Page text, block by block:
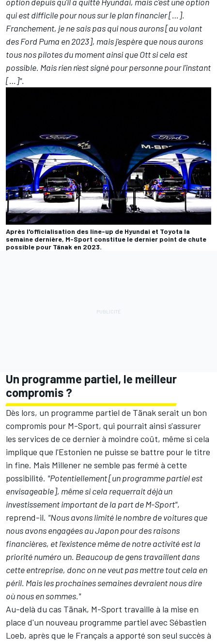
qui est difficile pour nous sur le plan financier […].
Franchement, je ne sais pas qui nous aurons [au volant
des Ford Puma en 2023], mais j'espère que nous aurons
tous nos pilotes du moment ainsi que Ott si cela est
possible. Mais rien n'est signé pour personne pour l'instant
[…]".
Après l'officialisation des line-up de Hyundai et Toyota la
semaine dernière, M-Sport constitue le dernier point de chute
possible pour Tänak en 2023.
Un programme partiel, le meilleur
compromis ?
Dès lors, un programme partiel de Tänak serait un bon
compromis pour M-Sport, qui pourrait ainsi s'assurer
les services de ce dernier à moindre coût, même si cela
implique que l'Estonien ne puisse se battre pour le titre
in fine. Mais Millener ne semble pas fermé à cette
possibilité. "Potentiellement [un programme partiel est
envisageable], même si cela requerrait déjà un
investissement important de la part de M-Sport",
reprend-il. "Nous avons limité le nombre de voitures que
nous avons engagées au Japon pour des raisons
financières, et l'existence même de notre activité est la
priorité numéro un. Beaucoup de gens travaillent dans
cette entreprise, donc on ne veut pas mettre tout cela en
péril. Mais les prochaines semaines devraient nous dire
où nous en sommes."
Au-delà du cas Tänak, M-Sport travaille à la mise en
place d'un nouveau programme partiel avec Sébastien
Loeb, après que le Français a apporté son seul succès à